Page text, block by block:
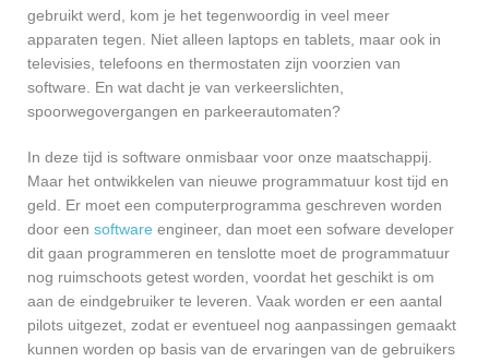
gebruikt werd, kom je het tegenwoordig in veel meer
apparaten tegen. Niet alleen laptops en tablets, maar ook in
televisies, telefoons en thermostaten zijn voorzien van
software. En wat dacht je van verkeerslichten,
spoorwegovergangen en parkeerautomaten?
In deze tijd is software onmisbaar voor onze maatschappij.
Maar het ontwikkelen van nieuwe programmatuur kost tijd en
geld. Er moet een computerprogramma geschreven worden
door een software engineer, dan moet een sofware developer
dit gaan programmeren en tenslotte moet de programmatuur
nog ruimschoots getest worden, voordat het geschikt is om
aan de eindgebruiker te leveren. Vaak worden er een aantal
pilots uitgezet, zodat er eventueel nog aanpassingen gemaakt
kunnen worden op basis van de ervaringen van de gebruikers